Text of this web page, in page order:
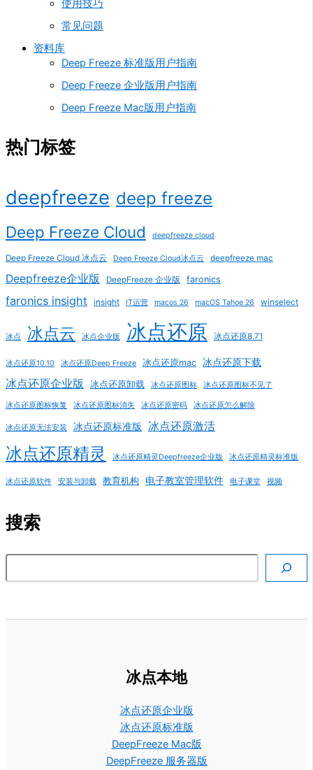
使用技巧
常见问题
资料库
Deep Freeze 标准版用户指南
Deep Freeze 企业版用户指南
Deep Freeze Mac版用户指南
热门标签
deepfreeze deep freeze
Deep Freeze Cloud deepfreeze cloud
Deep Freeze Cloud 冰点云 Deep Freeze Cloud冰点云 deepfreeze mac
Deepfreeze企业版 DeepFreeze 企业版 faronics
faronics insight insight IT运营 macos 26 macOS Tahoe 26 winselect
冰点 冰点云 冰点企业版 冰点还原 冰点还原8.71
冰点还原10.10 冰点还原Deep Freeze 冰点还原mac 冰点还原下载
冰点还原企业版 冰点还原卸载 冰点还原图标 冰点还原图标不见了
冰点还原图标恢复 冰点还原图标消失 冰点还原密码 冰点还原怎么解除
冰点还原无法安装 冰点还原标准版 冰点还原激活
冰点还原精灵 冰点还原精灵Deepfreeze企业版 冰点还原精灵标准版
冰点还原软件 安装与卸载 教育机构 电子教室管理软件 电子课堂 视频
搜索
冰点本地
冰点还原企业版
冰点还原标准版
DeepFreeze Mac版
DeepFreeze 服务器版